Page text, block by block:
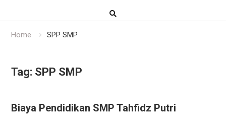
Home SPP SMP
Tag: SPP SMP
Biaya Pendidikan SMP Tahfidz Putri